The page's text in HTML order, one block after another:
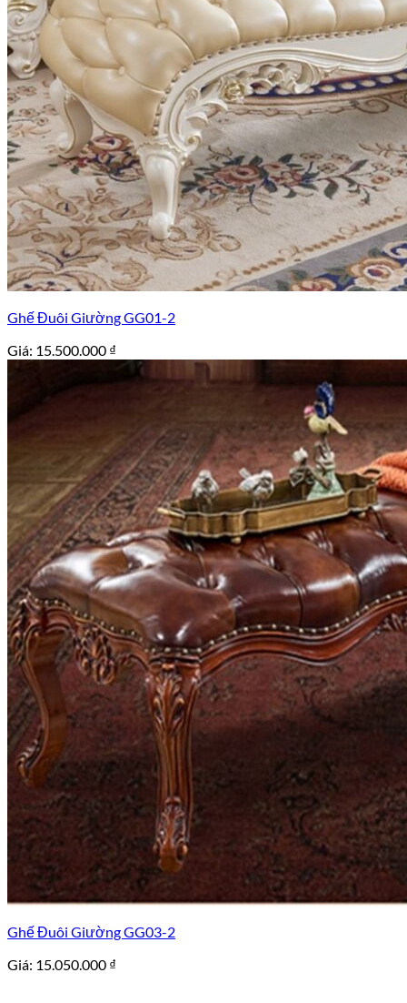
Ghế Đuôi Giường GG01-2
Giá: 15.500.000 ₫
Ghế Đuôi Giường GG03-2
Giá: 15.050.000 ₫